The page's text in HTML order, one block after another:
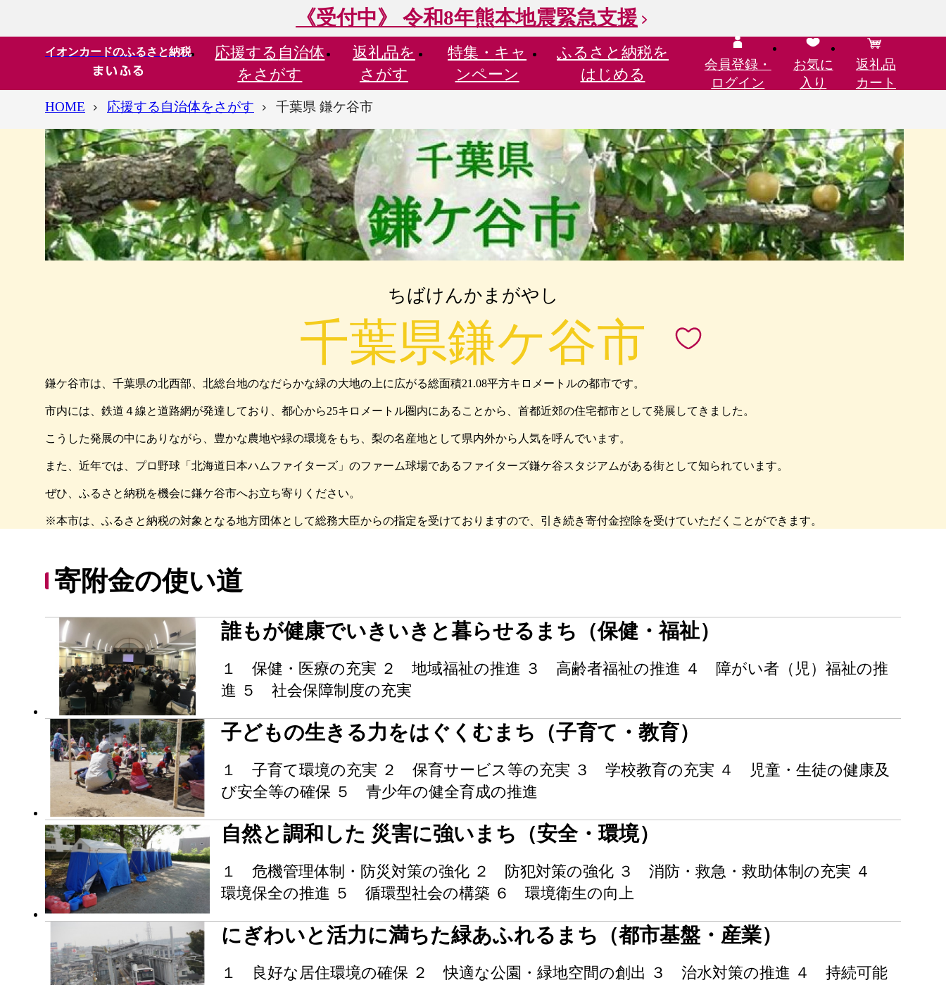
《受付中》 令和8年熊本地震緊急支援
イオンカードのふるさと納税 応援する 自治体
をさがす
返礼品を
さがす
特集・ キャ
ンペーン
ふるさと納税を
はじめる
会員登録・
ログイン
お気に
入り
返礼品
カート
HOME
応援する自治体をさがす 千葉県 鎌ケ谷市
ちばけんかまがやし
千葉県鎌ケ谷市
鎌ケ谷市は、千葉県の北西部、北総台地のなだらかな緑の大地の上に広がる総面積21.08平方キロメートルの都市です。
市内には、鉄道４線と道路網が発達しており、都心から25キロメートル圏内にあることから、首都近郊の住宅都市として発展してきました。
こうした発展の中にありながら、豊かな農地や緑の環境をもち、梨の名産地として県内外から人気を呼んでいます。
また、近年では、プロ野球「北海道日本ハムファイターズ」のファーム球場であるファイターズ鎌ケ谷スタジアムがある街として知られています。
ぜひ、ふるさと納税を機会に鎌ケ谷市へお立ち寄りください。
※本市は、ふるさと納税の対象となる地方団体として総務大臣からの指定を受けておりますので、引き続き寄付金控除を受けていただくことができます。
寄附金の使い道
誰もが健康でいきいきと暮らせるまち（保健・福祉）
１ 保健・医療の充実 ２ 地域福祉の推進 ３ 高齢者福祉の推進 ４ 障がい者（児）福祉の推
進 ５ 社会保障制度の充実
子どもの生きる力をはぐくむまち（子育て・教育）
１ 子育て環境の充実 ２ 保育サービス等の充実 ３ 学校教育の充実 ４ 児童・生徒の健康及
び安全等の確保 ５ 青少年の健全育成の推進
自然と調和した 災害に強いまち（安全・環境）
１ 危機管理体制・防災対策の強化 ２ 防犯対策の強化 ３ 消防・救急・救助体制の充実 ４
環境保全の推進 ５ 循環型社会の構築 ６ 環境衛生の向上
にぎわいと活力に満ちた緑あふれるまち（都市基盤・産業）
１ 良好な居住環境の確保 ２ 快適な公園・緑地空間の創出 ３ 治水対策の推進 ４ 持続可能